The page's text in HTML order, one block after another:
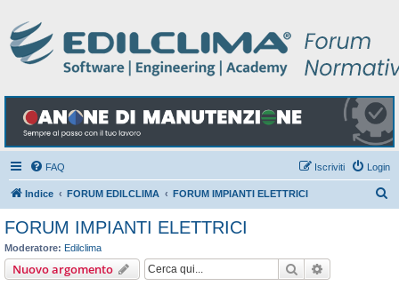
FAQ Login
Iscriviti
Indice FORUM EDILCLIMA FORUM IMPIANTI ELETTRICI
FORUM IMPIANTI ELETTRICI
Moderatore: Edilclima
Nuovo argomento Cerca